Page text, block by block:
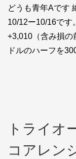
どうも青年Aです
10/12ー10/16です
+3,010（含み損の
ドルのハーフを
トライオ
コアレン